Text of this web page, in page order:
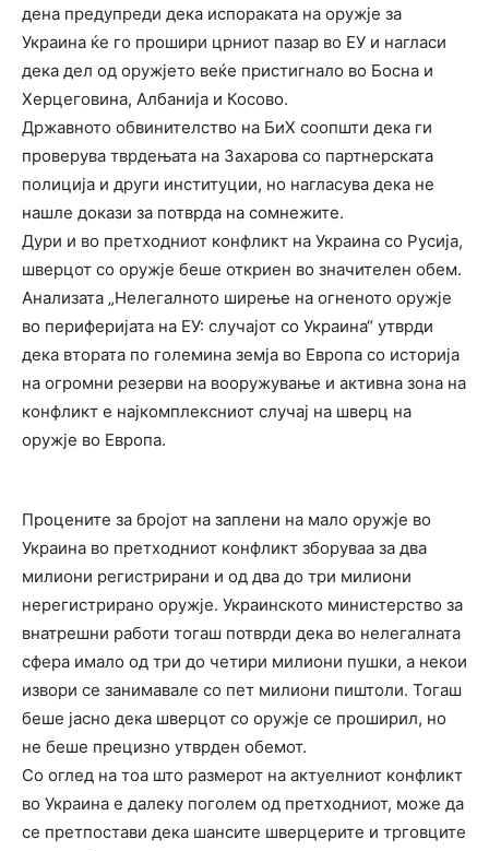
дена предупреди дека испораката на оружје за
Украина ќе го прошири црниот пазар во ЕУ и нагласи
дека дел од оружјето веќе пристигнало во Босна и
Херцеговина, Албанија и Косово.
Државното обвинителство на БиХ соопшти дека ги
проверува тврдењата на Захарова со партнерската
полиција и други институции, но нагласува дека не
нашле докази за потврда на сомнежите.
Дури и во претходниот конфликт на Украина со Русија,
шверцот со оружје беше откриен во значителен обем.
Анализата „Нелегалното ширење на огненото оружје
во периферијата на ЕУ: случајот со Украина“ утврди
дека втората по големина земја во Европа со историја
на огромни резерви на вооружување и активна зона на
конфликт е најкомплексниот случај на шверц на
оружје во Европа.
Процените за бројот на заплени на мало оружје во
Украина во претходниот конфликт зборуваа за два
милиони регистрирани и од два до три милиони
нерегистрирано оружје. Украинското министерство за
внатрешни работи тогаш потврди дека во нелегалната
сфера имало од три до четири милиони пушки, а некои
извори се занимавале со пет милиони пиштоли. Тогаш
беше јасно дека шверцот со оружје се проширил, но
не беше прецизно утврден обемот.
Со оглед на тоа што размерот на актуелниот конфликт
во Украина е далеку поголем од претходниот, може да
се претпостави дека шансите шверцерите и трговците